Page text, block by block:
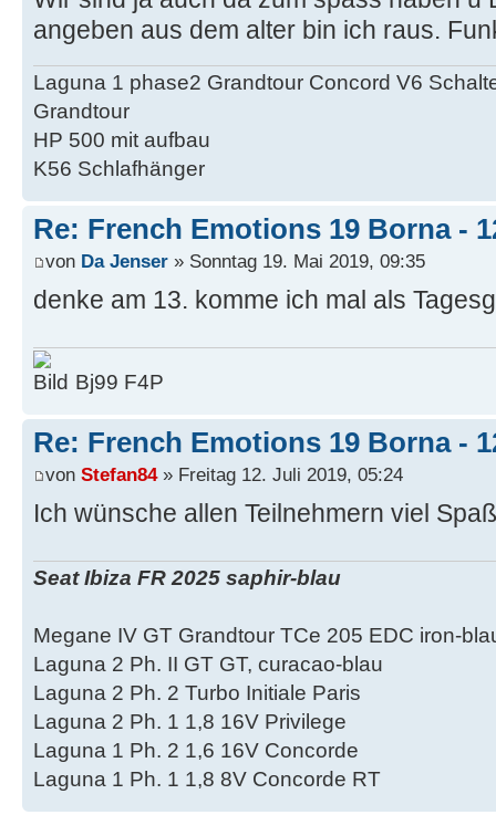
angeben aus dem alter bin ich raus.
Laguna 1 phase2 Grandtour Concord V6
Grandtour
HP 500 mit aufbau
K56 Schlafhänger
Re: French Emotions 19 Borna -
von Da Jenser » Sonntag 19. Mai 2019, 09:35
denke am 13. komme ich mal als
Bj99 F4P
Re: French Emotions 19 Borna -
von Stefan84» Freitag 12. Juli 2019, 05:24
Ich wünsche allen Teilnehmern viel
Seat Ibiza FR 2025 saphir-blau
Megane IV GT Grandtour TCe 205 EDC iron-
Laguna 2 Ph. II GT GT, curacao-blau
Laguna 2 Ph. 2 Turbo Initiale Paris
Laguna 2 Ph. 1 1,8 16V Privilege
Laguna 1 Ph. 2 1,6 16V Concorde
Laguna 1 Ph. 1 1,8 8V Concorde RT